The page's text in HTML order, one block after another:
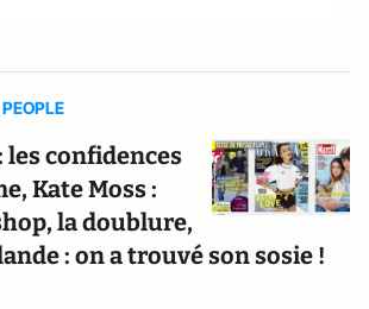
confidences
Kate Moss :
la doublure,
: on a trouvé son sosie !